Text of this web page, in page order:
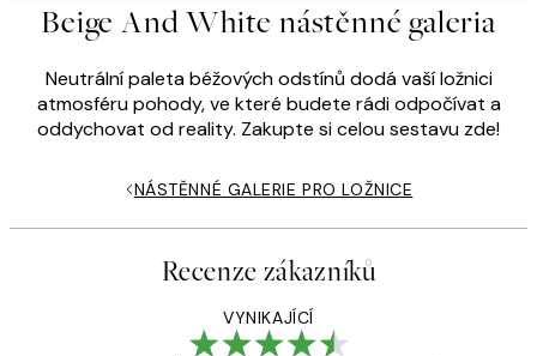
Beige And White nástěnné galeria
Neutrální paleta béžových odstínů dodá vaší ložnici
atmosféru pohody, ve které budete rádi odpočívat a
oddychovat od reality. Zakupte si celou sestavu zde!
NÁSTĚNNÉ GALERIE PRO LOŽNICE
Recenze zákazníků
VYNIKAJÍCÍ